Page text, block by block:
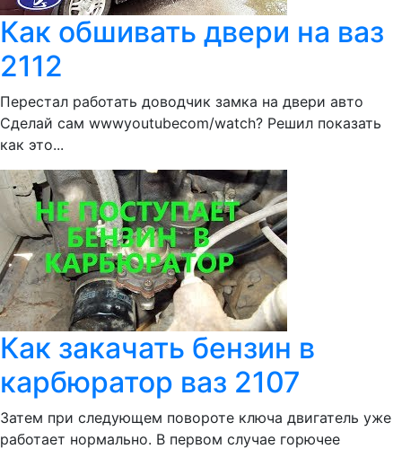
Как обшивать двери на ваз
2112
Перестал работать доводчик замка на двери авто
Сделай сам wwwyoutubecom/watch? Решил показать
как это...
Как закачать бензин в
карбюратор ваз 2107
Затем при следующем повороте ключа двигатель уже
работает нормально. В первом случае горючее